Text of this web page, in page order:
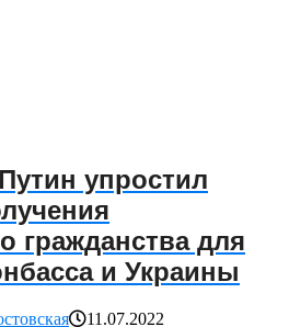
упростил
гражданства для
и Украины
11.07.2022